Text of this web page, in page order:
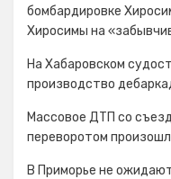
бомбардировке
Хиросимы на
На Хабаровском
производство
Массовое ДТП со
переворотом
В Приморье не